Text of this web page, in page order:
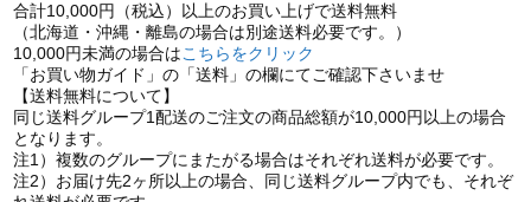
合計10,000円（税込）以上のお買い上げで送料無料
（北海道・沖縄・離島の場合は別途送料必要です。）
10,000円未満の場合はこちらをクリック
「お買い物ガイド」の「送料」の欄にてご確認下さいませ
【送料無料について】
同じ送料グループ1配送のご注文の商品総額が10,000円以上の場合
となります。
注1）複数のグループにまたがる場合はそれぞれ送料が必要です。
注2）お届け先2ヶ所以上の場合、同じ送料グループ内でも、それぞ